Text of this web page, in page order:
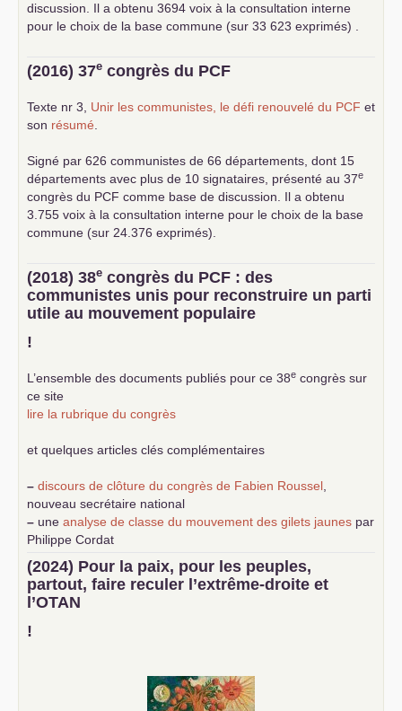
discussion. Il a obtenu 3694 voix à la consultation interne
pour le choix de la base commune (sur 33 623 exprimés) .
(2016) 37e congrès du PCF
Texte nr 3, Unir les communistes, le défi renouvelé du PCF et
son résumé
Signé par 626 communistes de 66 départements, dont 15
départements avec plus de 10 signataires, présenté au 37e
congrès du PCF comme base de discussion. Il a obtenu
3.755 voix à la consultation interne pour le choix de la base
commune (sur 24.376 exprimés).
(2018) 38e congrès du PCF : des
communistes unis pour reconstruire un parti
utile au mouvement populaire
!
L’ensemble des documents publiés pour ce 38e congrès sur
ce site
lire la rubrique du congrès
et quelques articles clés complémentaires
– discours de clôture du congrès de Fabien Roussel
nouveau secrétaire national
– une analyse de classe du mouvement des gilets jaunes par
Philippe Cordat
–
un texte de Jean-Claude Delaunay
le marxisme est la
science sociale de notre temps
–un appel proposé aux partis communistes et ouvrier
d’Europe
–
(2024) Pour la paix, pour les peuples,
partout, faire reculer l’extrême-droite et
l’OTAN
!